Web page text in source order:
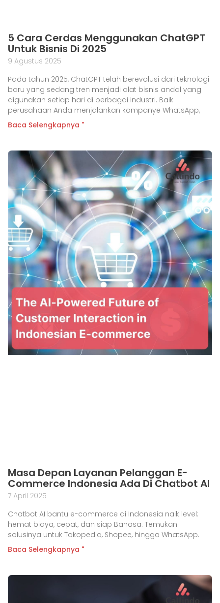
5 Cara Cerdas Menggunakan ChatGPT
Untuk Bisnis Di 2025
9 Agustus 2025
Pada tahun 2025, ChatGPT telah berevolusi dari teknologi
baru yang sedang tren menjadi alat bisnis andal yang
digunakan setiap hari di berbagai industri. Baik
perusahaan Anda menjalankan kampanye WhatsApp,
Baca Selengkapnya "
Masa Depan Layanan Pelanggan E-
Commerce Indonesia Ada Di Chatbot AI
7 April 2025
Chatbot AI bantu e-commerce di Indonesia naik level:
hemat biaya, cepat, dan siap Bahasa. Temukan
solusinya untuk Tokopedia, Shopee, hingga WhatsApp.
Baca Selengkapnya "